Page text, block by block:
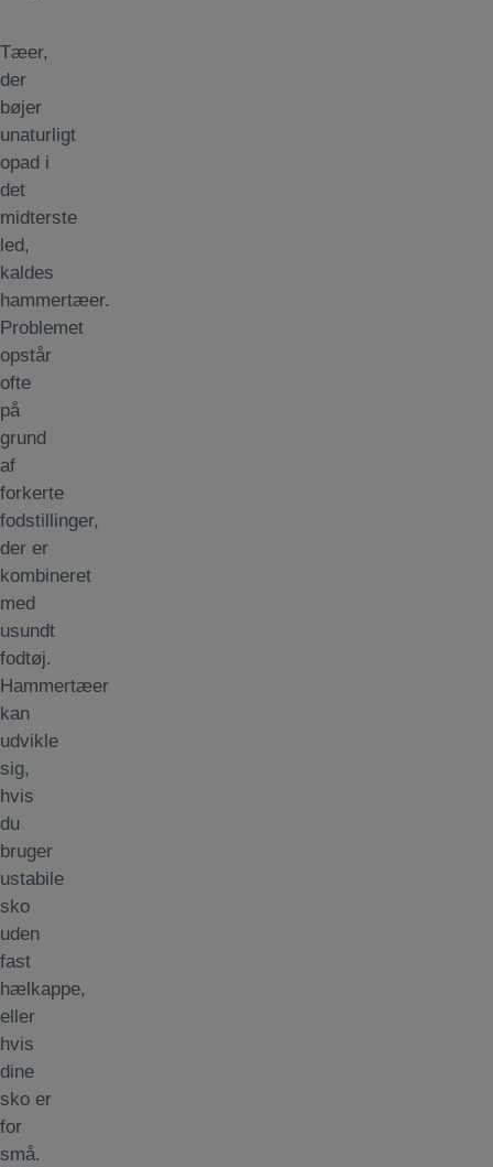
Tæer,
der
bøjer
unaturligt
opad i
det
midterste
led,
kaldes
hammertæer.
Problemet
opstår
ofte
på
grund
af
forkerte
fodstillinger,
der er
kombineret
med
usundt
fodtøj.
Hammertæer
kan
udvikle
sig,
hvis
du
bruger
ustabile
sko
uden
fast
hælkappe,
eller
hvis
dine
sko er
for
små.